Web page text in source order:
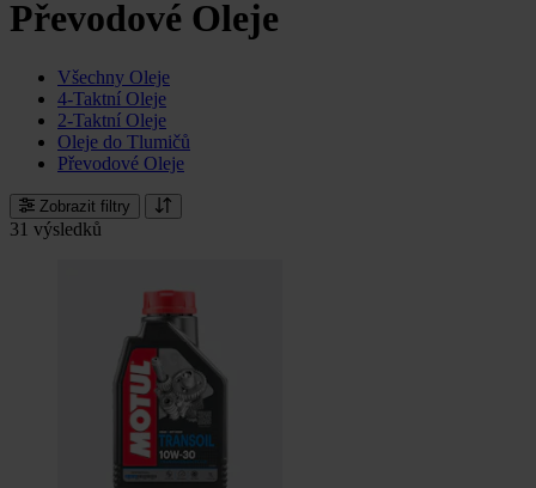
Převodové Oleje
Všechny Oleje
4-Taktní Oleje
2-Taktní Oleje
Oleje do Tlumičů
Převodové Oleje
Zobrazit filtry
31 výsledků